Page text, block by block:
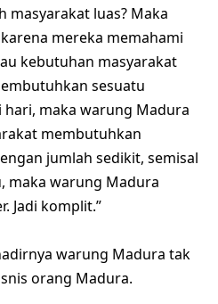
masyarakat luas? Maka
mereka memahami
kebutuhan masyarakat
sesuatu
hari, maka warung Madura
membutuhkan
jumlah sedikit, semisal
maka warung Madura
Jadi komplit.”
warung Madura tak
orang Madura.